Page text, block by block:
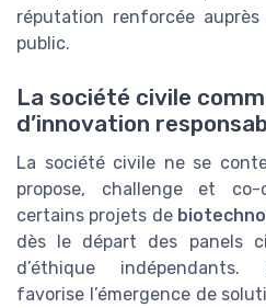
réputation renforcée
public.
La société civile
d’innovation
La société civile ne se
propose, challenge et co-
certains projets de
dès le départ des panels
d’éthique
favorise l’émergence de